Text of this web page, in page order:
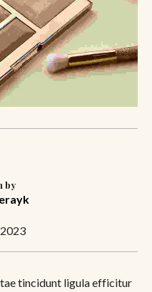
by
2023
tincidunt ligula efficitur